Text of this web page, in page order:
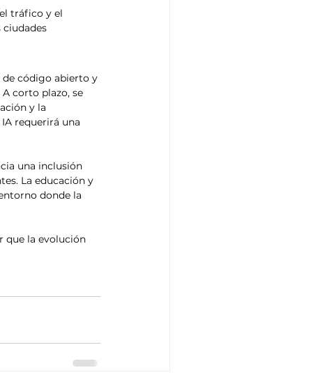
tráfico y el
de código abierto y
corto plazo, se
y la
requerirá una
una inclusión
La educación y
donde la
que la evolución